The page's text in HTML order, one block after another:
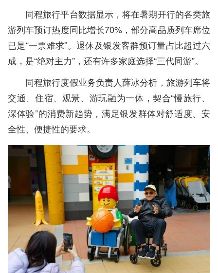
同程旅行平台数据显示，将在暑期开行的各类旅
游列车预订热度同比增长70%，部分高品质列车席位
已是“一票难求”。退休及银发客群预订量占比超过六
成，是“绝对主力”，还有许多家庭选择“三代同游”。
同程旅行度假业务负责人薛冰分析，旅游列车将
交通、住宿、观景、游玩融为一体，契合“慢旅行、
深体验”的消费新趋势，满足银发群体对舒适度、安
全性、便捷性的要求。